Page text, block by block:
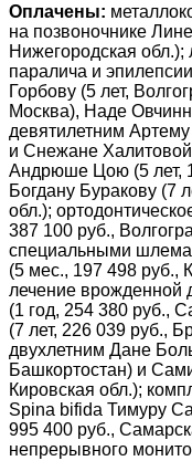
Оплачены:
на позвоночнике
Нижегородская обл.);
паралича и
Горбову (5 лет,
Москва), Наде
девятилетним
и Снежане Халитовой
Андрюше Цою (5 лет,
Богдану Буракову (7
обл.);
387 100 руб.,
специальными
(5 мес., 197 498 руб.,
лечение
(1 год, 254 380 руб.,
(7 лет, 226 039 руб.,
двухлетним Дане
Башкортостан) и
Кировская обл.);
Spina bifida Тимуру
995 400 руб.,
непрерывного